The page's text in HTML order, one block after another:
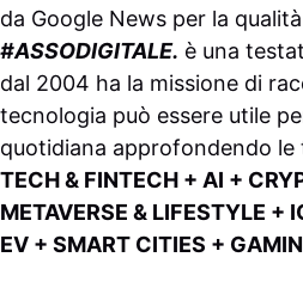
da Google News per la
#ASSODIGITALE. è una
dal 2004 ha la missione di
tecnologia può essere utile
quotidiana approfondendo le
TECH & FINTECH + AI +
METAVERSE & LIFESTYLE +
EV + SMART CITIES +